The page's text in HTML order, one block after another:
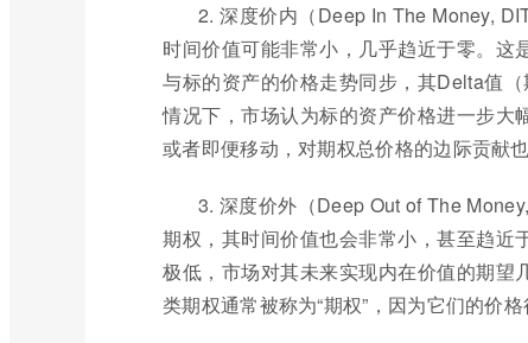
2. 深度价内（Deep In The Money,
时间价值可能非常小，几乎趋近于零。
与标的资产的价格走势同步，其Delta值
情况下，市场认为标的资产价格进一步大
或者即便移动，对期权总价格的边际贡献
3. 深度价外（Deep Out of The
期权，其时间价值也会非常小，甚至趋
极低，市场对其未来实现内在价值的期
类期权通常被称为“期权”，因为它们的价